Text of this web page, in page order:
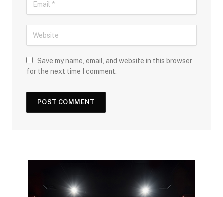
Save my name, email, and website in this browser
for the next time I comment.